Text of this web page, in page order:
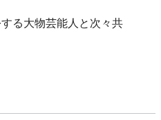
る大物芸能人と次々共